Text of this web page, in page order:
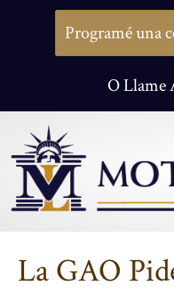
Programé una
O Llame
La GAO